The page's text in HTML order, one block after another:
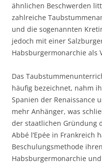
ähnlichen Beschwerden
zahlreiche
und die sogenannten
jedoch mit einer
Habsburgermonarchie als
Das
häufig bezeichnet, nahm
Spanien der Renaissance
mehr Anhänger, was
der staatlichen Gründung
Abbé l’Epée in Frankreich
Beschulungsmethode
Habsburgermonarchie